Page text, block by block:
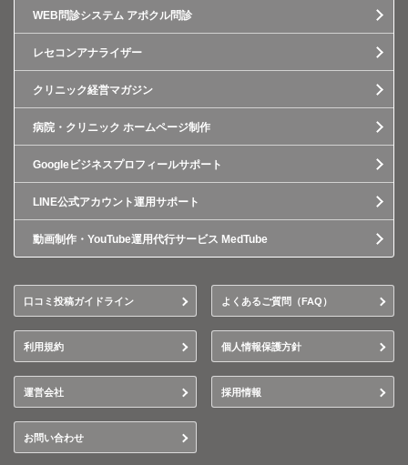
WEB問診システム アポクル問診
レセコンアナライザー
クリニック経営マガジン
病院・クリニック ホームページ制作
Googleビジネスプロフィールサポート
LINE公式アカウント運用サポート
動画制作・YouTube運用代行サービス MedTube
口コミ投稿ガイドライン よくあるご質問（FAQ）
利用規約 個人情報保護方針
運営会社 採用情報
お問い合わせ